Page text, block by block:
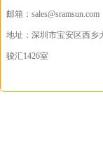
邮箱：sales@sramsun.com
地址： 深圳市宝安区西乡
骏汇1426室